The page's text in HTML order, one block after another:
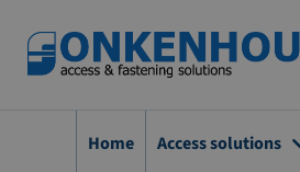
Home Access solutions